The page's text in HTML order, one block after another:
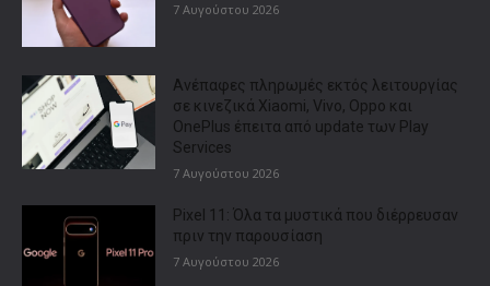
7 Αυγούστου 2026
Ανέπαφες πληρωμές εκτός λειτουργίας
σε κινεζικά Xiaomi, Vivo, Oppo και
OnePlus έπειτα από update των Play
Services
7 Αυγούστου 2026
Pixel 11: Όλα τα μυστικά που διέρρευσαν
πριν την παρουσίαση
7 Αυγούστου 2026